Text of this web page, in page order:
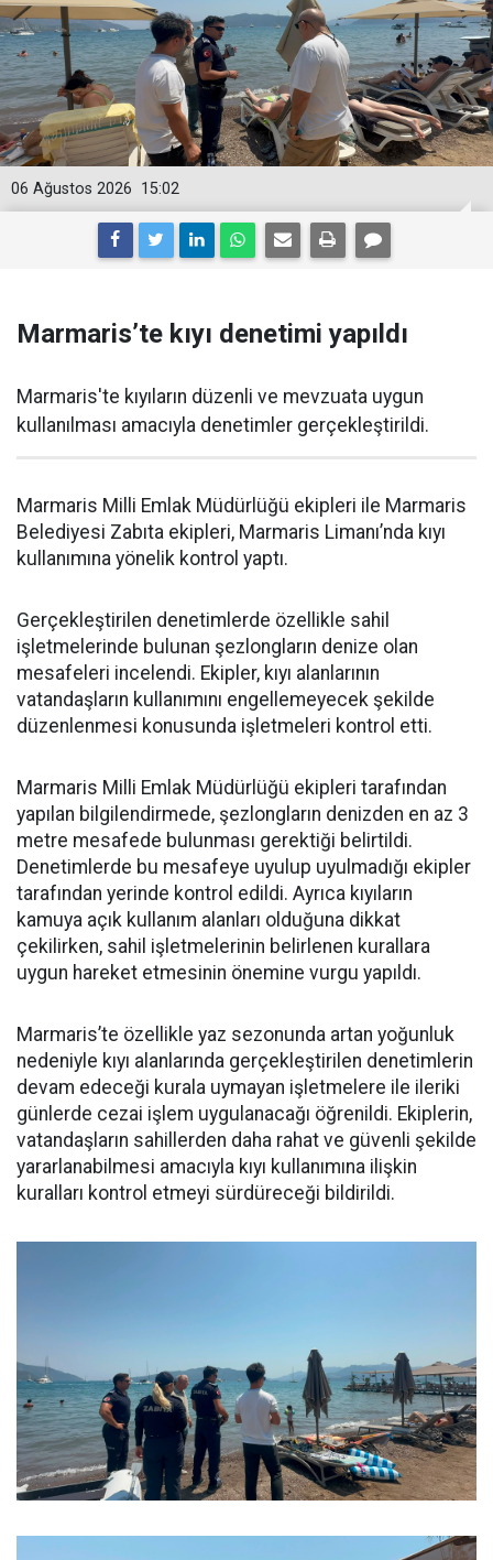
15:02
06 Ağustos 2026
Marmaris’te kıyı denetimi yapıldı
Marmaris'te kıyıların düzenli ve mevzuata uygun
kullanılması amacıyla denetimler gerçekleştirildi.
Marmaris Milli Emlak Müdürlüğü ekipleri ile Marmaris
Belediyesi Zabıta ekipleri, Marmaris Limanı’nda kıyı
kullanımına yönelik kontrol yaptı.
Gerçekleştirilen denetimlerde özellikle sahil
işletmelerinde bulunan şezlongların denize olan
mesafeleri incelendi. Ekipler, kıyı alanlarının
vatandaşların kullanımını engellemeyecek şekilde
düzenlenmesi konusunda işletmeleri kontrol etti.
Marmaris Milli Emlak Müdürlüğü ekipleri tarafından
yapılan bilgilendirmede, şezlongların denizden en az 3
metre mesafede bulunması gerektiği belirtildi.
Denetimlerde bu mesafeye uyulup uyulmadığı ekipler
tarafından yerinde kontrol edildi. Ayrıca kıyıların
kamuya açık kullanım alanları olduğuna dikkat
çekilirken, sahil işletmelerinin belirlenen kurallara
uygun hareket etmesinin önemine vurgu yapıldı.
Marmaris’te özellikle yaz sezonunda artan yoğunluk
nedeniyle kıyı alanlarında gerçekleştirilen denetimlerin
devam edeceği kurala uymayan işletmelere ile ileriki
günlerde cezai işlem uygulanacağı öğrenildi. Ekiplerin,
vatandaşların sahillerden daha rahat ve güvenli şekilde
yararlanabilmesi amacıyla kıyı kullanımına ilişkin
kuralları kontrol etmeyi sürdüreceği bildirildi.